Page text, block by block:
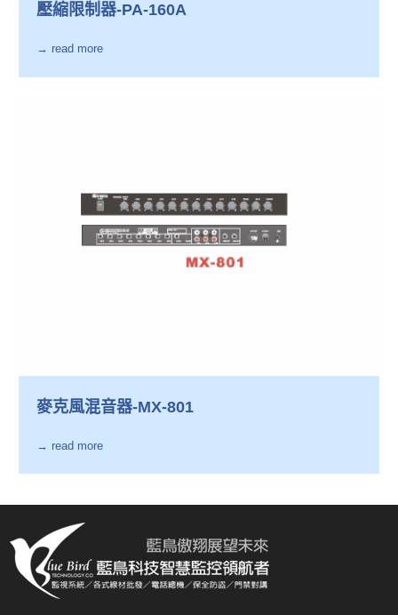
壓縮限制器-PA-160A
→ read more
麥克風混音器-MX-801
→ read more